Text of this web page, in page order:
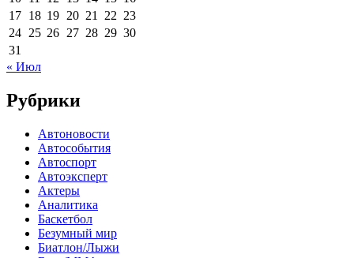
17 18 19 20 21 22 23
24 25 26 27 28 29 30
31
« Июл
Рубрики
Автоновости
Автособытия
Автоспорт
Автоэксперт
Актеры
Аналитика
Баскетбол
Безумный мир
Биатлон/Лыжи